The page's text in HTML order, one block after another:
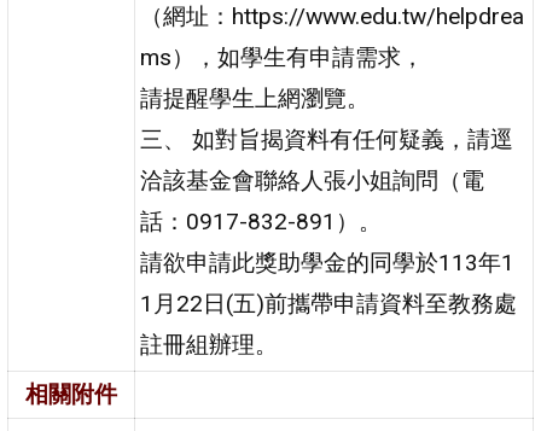
（網址：https://www.edu.tw/helpdrea
ms），如學生有申請需求，
請提醒學生上網瀏覽。
三、 如對旨揭資料有任何疑義，請逕
洽該基金會聯絡人張小姐詢問（電
話：0917-832-891）。
請欲申請此獎助學金的同學於113年1
1月22日(五)前攜帶申請資料至教務處
註冊組辦理。
相關附件